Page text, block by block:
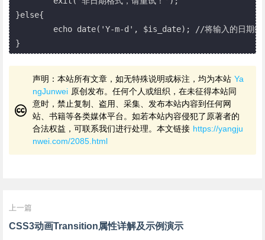
}else{
声明：本站所有文章，如无特殊说明或标注，均为本站 Ya
ngJunwei 原创发布。任何个人或组织，在未征得本站同
意时，禁止复制、盗用、采集、发布本站内容到任何网
站、书籍等各类媒体平台。如若本站内容侵犯了原著者的
合法权益，可联系我们进行处理。本文链接 https://yangju
nwei.com/2085.html
上一篇
CSS3动画Transition属性详解及示例演示